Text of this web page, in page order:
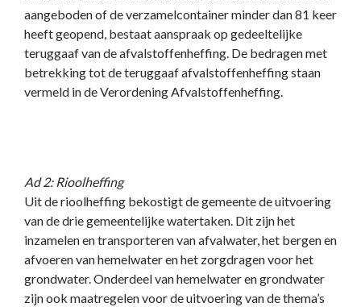
aangeboden of de verzamelcontainer minder dan 81 keer
heeft geopend, bestaat aanspraak op gedeeltelijke
teruggaaf van de afvalstoffenheffing. De bedragen met
betrekking tot de teruggaaf afvalstoffenheffing staan
vermeld in de Verordening Afvalstoffenheffing.
Ad 2: Rioolheffing
Uit de rioolheffing bekostigt de gemeente de uitvoering
van de drie gemeentelijke watertaken. Dit zijn het
inzamelen en transporteren van afvalwater, het bergen en
afvoeren van hemelwater en het zorgdragen voor het
grondwater. Onderdeel van hemelwater en grondwater
zijn ook maatregelen voor de uitvoering van de thema’s